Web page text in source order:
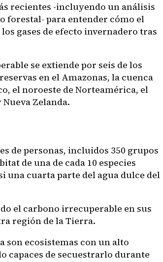
recientes -incluyendo un análisis
forestal- para entender cómo el
gases de efecto invernadero tras
se extiende por seis de los
en el Amazonas, la cuenca
el noroeste de Norteamérica, el
Zelanda.
de personas, incluidos 350 grupos
de una de cada 10 especies
una cuarta parte del agua dulce del
el carbono irrecuperable en sus
región de la Tierra.
son ecosistemas con un alto
capaces de secuestrarlo durante